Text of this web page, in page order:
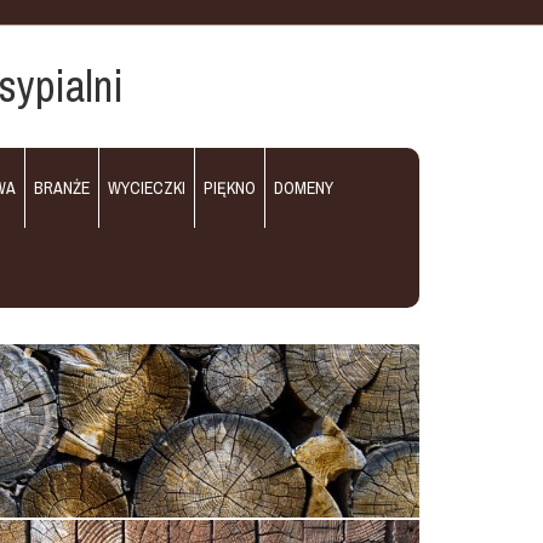
BRANŻE WYCIECZKI PIĘKNO DOMENY